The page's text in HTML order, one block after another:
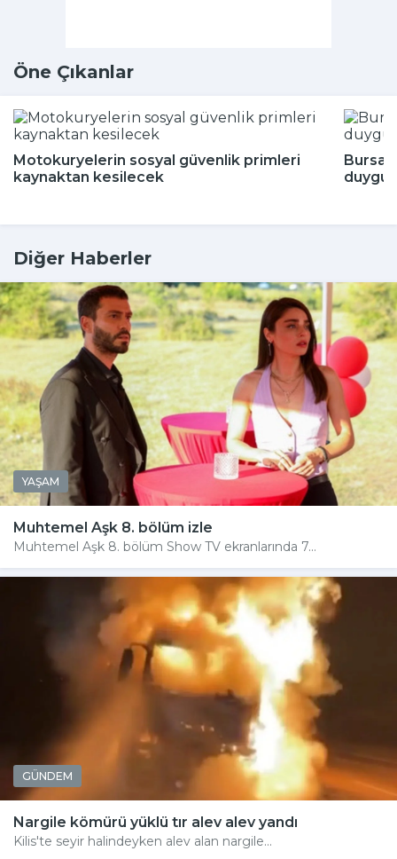
Öne Çıkanlar
Motokuryelerin sosyal güvenlik primleri
kaynaktan kesilecek
Diğer Haberler
YAŞAM
Muhtemel Aşk 8. bölüm izle
Muhtemel Aşk 8. bölüm Show TV ekranlarında 7...
GÜNDEM
Nargile kömürü yüklü tır alev alev yandı
Kilis'te seyir halindeyken alev alan nargile...